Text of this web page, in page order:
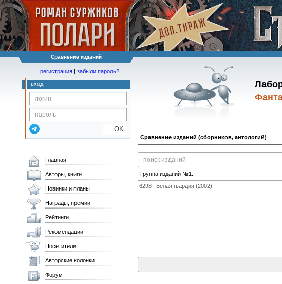
Сравнение изданий
регистрация | забыли пароль?
вход
OK
Сравнение изданий (сборников, антологий)
Группа изданий №1:
Главная
Авторы, книги
Новинки и планы
Награды, премии
Рейтинги
Рекомендации
Посетители
Авторские колонки
Форум